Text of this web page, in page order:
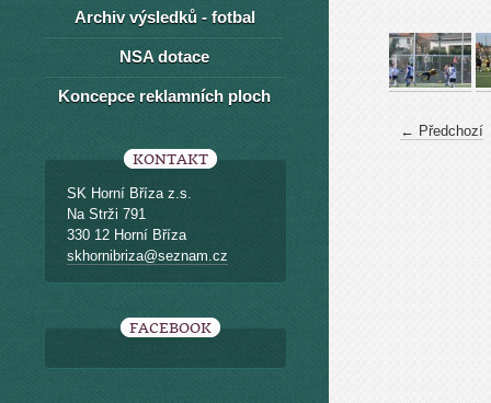
← Předchozí
Archiv výsledků - fotbal
NSA dotace
Koncepce reklamních ploch
KONTAKT
SK Horní Bříza z.s.
Na Strži 791
330 12 Horní Bříza
skhornibriza@seznam.cz
FACEBOOK